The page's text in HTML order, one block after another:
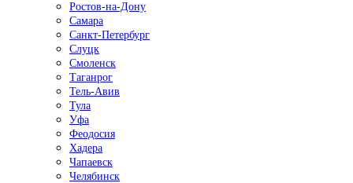
Ростов-на-Дону
Самара
Санкт-Петербург
Слуцк
Смоленск
Таганрог
Тель-Авив
Тула
Уфа
Феодосия
Хадера
Чапаевск
Челябинск